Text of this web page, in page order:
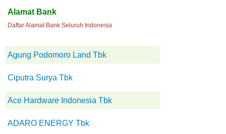
Alamat Bank
Daftar Alamat Bank Seluruh Indonesia
Agung Podomoro Land Tbk
Ciputra Surya Tbk
Ace Hardware Indonesia Tbk
ADARO ENERGY Tbk